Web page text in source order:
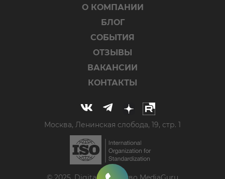
О КОМПАНИИ
БЛОГ
СОБЫТИЯ
ОТЗЫВЫ
ВАКАНСИИ
КОНТАКТЫ
Москва, Ленинская слобода, 19, стр. 1